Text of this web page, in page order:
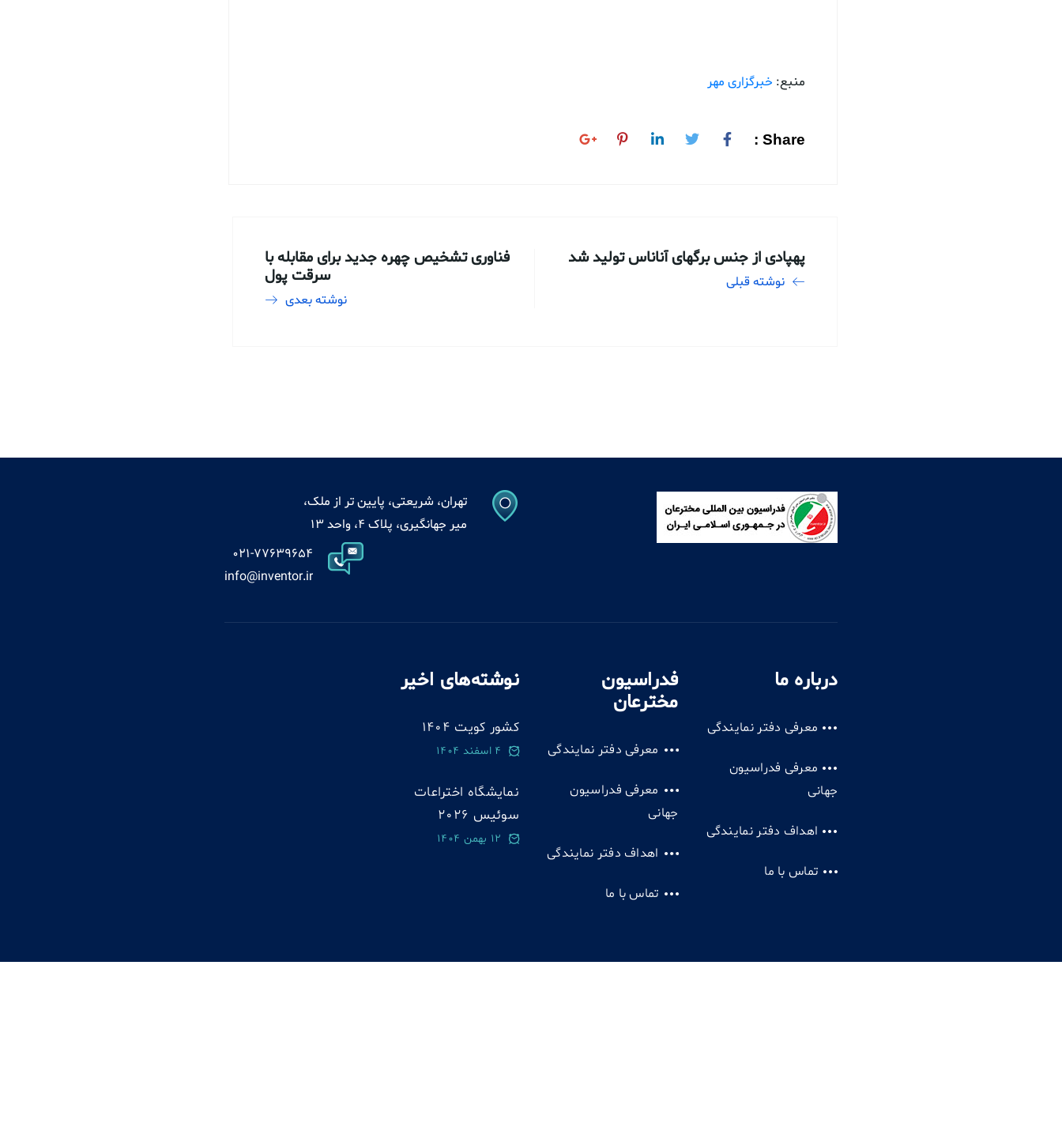
منبع: خبرگزاری مهر
Share :
پهپادی از جنس برگهای آناناس تولید شد
نوشته قبلی
فناوری تشخیص چهره جدید برای مقابله با
سرقت پول
نوشته بعدی
تهران، شریعتی، پایین تر از ملک،
میر جهانگیری، پلاک 4، واحد 13
021-77639654
info@inventor.ir
درباره ما
معرفی دفتر نمایندگی
معرفی فدراسیون
جهانی
اهداف دفتر نمایندگی
تماس با ما
فدراسیون
مخترعان
معرفی دفتر نمایندگی
معرفی فدراسیون
جهانی
اهداف دفتر نمایندگی
تماس با ما
نوشته‌های اخیر
کشور کویت 1404
4 اسفند 1404
نمایشگاه اختراعات
سوئيس 2026
12 بهمن 1404